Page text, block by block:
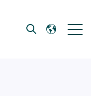
Open search